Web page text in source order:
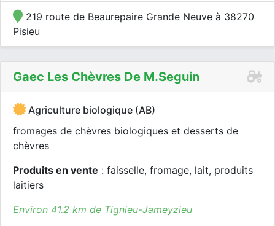
219 route de Beaurepaire Grande Neuve à 38270
Pisieu
Gaec Les Chèvres De M.seguin
Agriculture biologique (AB)
fromages de chèvres biologiques et desserts de
chèvres
Produits en vente : faisselle, fromage, lait, produits
laitiers
Environ 41.2 km de Tignieu-Jameyzieu